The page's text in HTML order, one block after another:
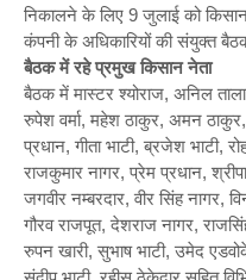
निकालने के लिए 9 जुलाई को
कंपनी के अधिकारियों की संयुक्त
बैठक में रहे प्रमुख किसान नेता
बैठक में मास्टर श्योराज, अनिल
रुपेश वर्मा, महेश ठाकुर, अमन
प्रधान, गीता भाटी, ब्रजेश भाटी,
राजकुमार नागर, प्रेम प्रधान,
जगवीर नम्बरदार, वीर सिंह नागर,
गौरव राजपूत, देशराज नागर,
रुपन खारी, सुभाष भाटी, उमेद